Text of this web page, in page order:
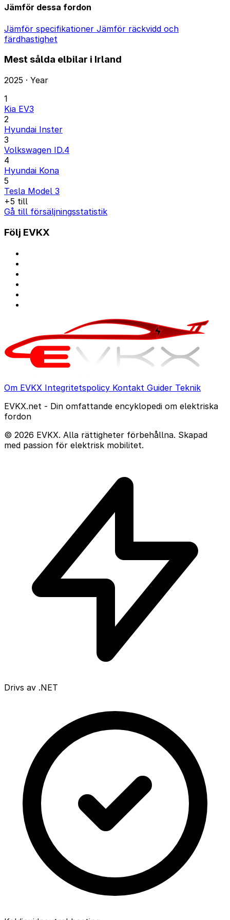
Jämför dessa fordon
Jämför specifikationer Jämför räckvidd och
färdhastighet
Mest sålda elbilar i Irland
2025 · Year
1
Kia EV3
2
Hyundai Inster
3
Volkswagen ID.4
4
Hyundai Kona
5
Tesla Model 3
+5 till
Gå till försäljningsstatistik
Följ EVKX
Om EVKX Integritetspolicy Kontakt Guider Teknik
EVKX.net - Din omfattande encyklopedi om elektriska
fordon
© 2026 EVKX. Alla rättigheter förbehållna. Skapad
med passion för elektrisk mobilitet.
Drivs av .NET